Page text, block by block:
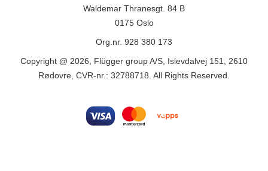
Waldemar Thranesgt. 84 B
0175 Oslo
Org.nr. 928 380 173
Copyright @ 2026, Flügger group A/S, Islevdalvej 151, 2610
Rødovre, CVR-nr.: 32788718. All Rights Reserved.